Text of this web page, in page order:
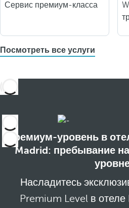
Сервис премиум-класса
Посмотреть все услуги
Премиум-уровень в
Madrid: пребывание
Насладитесь
Premium Level в отеле